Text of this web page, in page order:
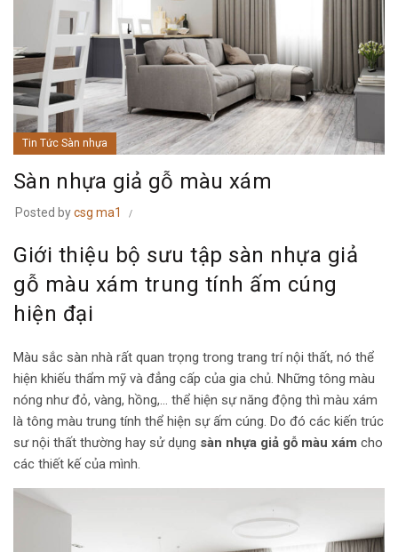
Tin Tức Sàn nhựa
Sàn nhựa giả gỗ màu xám
Posted bycsg ma1
Giới thiệu bộ sưu tập sàn nhựa giả
gỗ màu xám trung tính ấm cúng
hiện đại
Màu sắc sàn nhà rất quan trọng trong trang trí nội thất, nó thể
hiện khiếu thẩm mỹ và đẳng cấp của gia chủ. Những tông màu
nóng như đỏ, vàng, hồng,… thể hiện sự năng động thì màu xám
là tông màu trung tính thể hiện sự ấm cúng. Do đó các kiến trúc
sư nội thất thường hay sử dụng sàn nhựa giả gỗ màu xám cho
các thiết kế của mình.